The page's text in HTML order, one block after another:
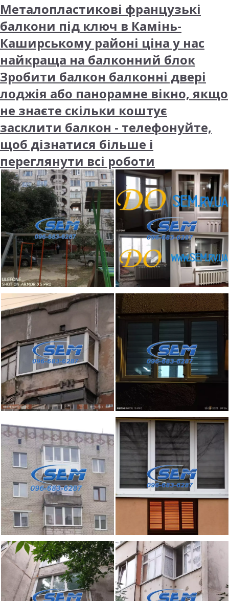
Металопластикові французькі
балкони під ключ в Камінь-
Каширському районі ціна у нас
найкраща на балконний блок
Зробити балкон балконні двері
лоджія або панорамне вікно, якщо
не знаєте скільки коштує
засклити балкон - телефонуйте,
щоб дізнатися більше і
переглянути всі роботи